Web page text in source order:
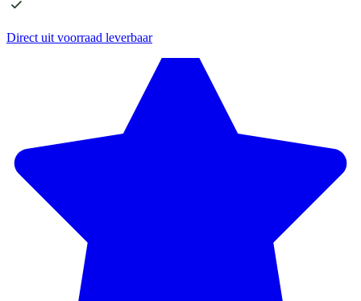
Direct uit voorraad leverbaar